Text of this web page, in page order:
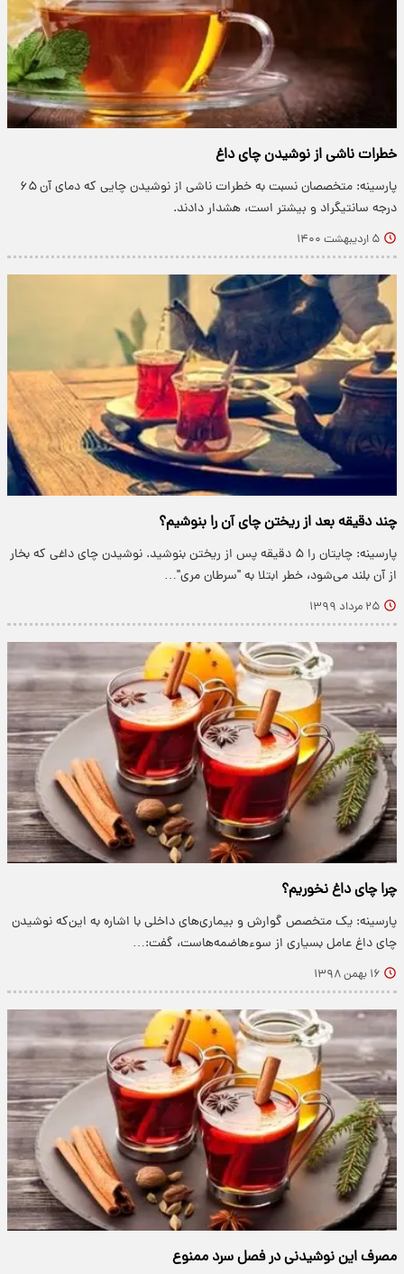
خطرات ناشی از نوشیدن چای داغ
پارسینه: متخصصان نسبت به خطرات ناشی از نوشیدن چایی که دمای آن ۶۵
درجه سانتیگراد و بیشتر است، هشدار دادند.
۵ اردیبهشت ۱۴۰۰
چند دقیقه بعد از ریختن چای آن را بنوشیم؟
پارسینه: چایتان را ۵ دقیقه پس از ریختن بنوشید. نوشیدن چای داغی که بخار
از آن بلند می‌شود، خطر ابتلا به "سرطان مری"…
۲۵ مرداد ۱۳۹۹
چرا چای داغ نخوریم؟
پارسینه: یک متخصص گوارش و بیماری‌های داخلی با اشاره به این‌که نوشیدن
چای داغ عامل بسیاری از سوءهاضمه‌هاست، گفت:…
۱۶ بهمن ۱۳۹۸
مصرف این نوشیدنی در فصل سرد ممنوع